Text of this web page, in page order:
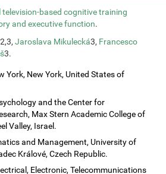
television-based cognitive training
and executive function.
Jaroslava Mikulecká3, Francesco
3.
York, New York, United States of
and the Center for
Max Stern Academic College of
Valley, Israel.
and Management, University of
Králové, Czech Republic.
Electronic, Telecommunications